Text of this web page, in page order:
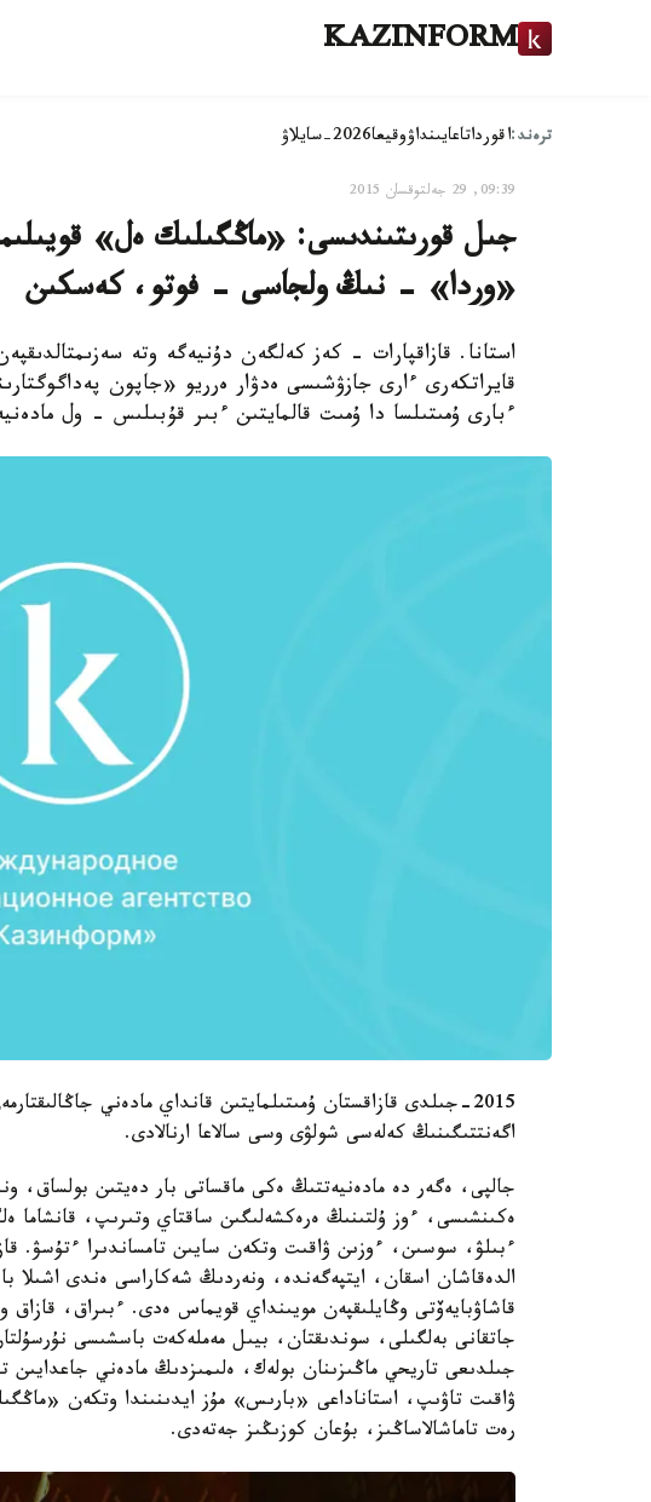
KAZINFORM
ترەند:اقورداتاعايىنداۋوقيعا2026-سايلاۋ
09:39, 29 جەلتوقسان 2015
جىل قورىتىندىسى: «ماڭگىلىك ەل»
«وردا» - نىڭ ولجاسى - فوتو، كەسكىن
استانا. قازاقپارات - كەز كەلگەن دۇنيەگە وتە
قايراتكەرى ءارى جازۋشىسى ەدۋار ەرريو «جاپون
ءبارى ۇمىتىلسا دا ۇمىت قالمايتىن ءبىر قۇبىلىس - ول
2015-جىلدى قازاقستان ۇمىتىلمايتىن قانداي مادەني
اگەنتتىگىنىڭ كەلەسى شولۋى وسى سالاعا ارنالادى.
جالپى، ەگەر دە مادەنيەتتىڭ ەكى ماقساتى بار دەيتىن بولساق،
ەكىنشىسى، ءوز ۇلتىنىڭ ەرەكشەلىگىن ساقتاي وتىرىپ، قانشاما
ءبىلۋ، سوسىن، ءوزىن ۋاقىت وتكەن سايىن تامساندىرا ءتۇسۋ.
قاشاۋبايەۆتى وڭايلىقپەن مويىنداي قويماس ەدى. ءبىراق، قازاق
جىلدىعى تاريحي ماڭىزىنان بولەك، ەلىمىزدىڭ مادەني جاعدايىن
ۋاقىت تاۋىپ، استاناداعى «بارىس» مۇز ايدىنىندا وتكەن
رەت تاماشالاساڭىز، بۇعان كوزىڭىز جەتەدى.